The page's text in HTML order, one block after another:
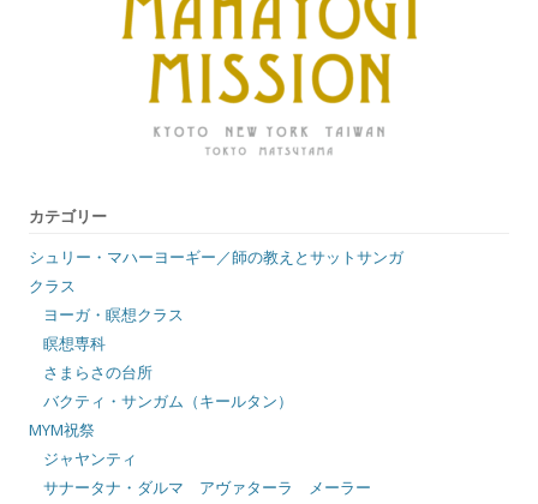
カテゴリー
シュリー・マハーヨーギー／師の教えとサットサンガ
クラス
ヨーガ・瞑想クラス
瞑想専科
さまらさの台所
バクティ・サンガム（キールタン）
MYM祝祭
ジャヤンティ
サナータナ・ダルマ アヴァターラ メーラー